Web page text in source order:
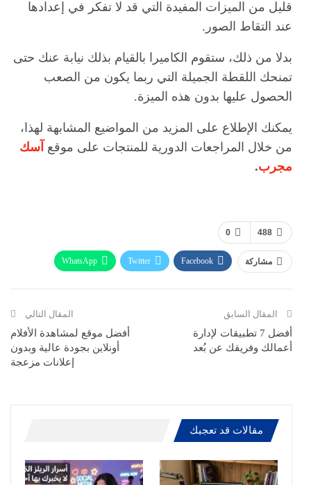
قليل من الميزات المفيدة التي قد لا تفكر في إعدادها
عند التقاط الصور.
بدلا من ذلك، ستقوم الكاميرا بالقيام بذلك نيابة عنك حتى
تمنحك اللقطة الجميلة التي ربما يكون من الصعب
الحصول عليها بدون هذه الميزة.
يمكنك الإطلاع على المزيد من المواضيع المشابهة لهذا،
من خلال المراجعات الدورية للمنتجات على موقع آسك
مجرب.
0 488
مشاركة Facebook
Twitter
WhatsApp
االبريد الالكتروني
المقال السابق
أفضل 7 تطبيقات لإدارة
أعمالك وفريقك عن بُعد
المقال التالي
أفضل موقع لمشاهدة الأفلام
أونلاين بجودة عالية وبدون
إعلانات مزعجة
مقالات قد تعجبك